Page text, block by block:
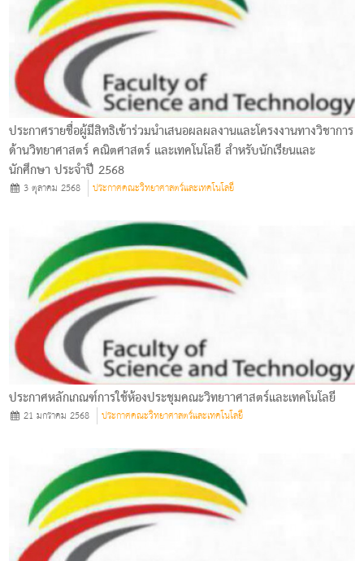
ประกาศรายชื่อผู้มีสิทธิเข้าร่วมนำเสนอผลผลงานและโครงงานทางวิชาการ
ด้านวิทยาศาสตร์ คณิตศาสตร์ และเทคโนโลยี สำหรับนักเรียนและ
นักศึกษา ประจำปี 2568
3 ตุลาคม 2568 ประกาศคณะวิทยาศาสตร์และเทคโนโลยี
ประกาศหลักเกณฑ์การใช้ห้องประชุมคณะวิทยาาศาสตร์และเทคโนโลยี
21 มกราคม 2568 ประกาศคณะวิทยาศาสตร์และเทคโนโลยี